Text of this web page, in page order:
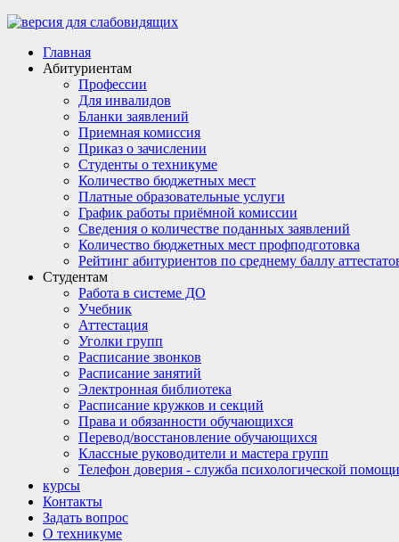
Главная
Абитуриентам
Профессии
Для инвалидов
Бланки заявлений
Приемная комиссия
Приказ о зачислении
Студенты о техникуме
Количество бюджетных мест
Платные образовательные услуги
График работы приёмной комиссии
Сведения о количестве поданных заявлений
Количество бюджетных мест профподготовка
Рейтинг абитуриентов по среднему баллу
Студентам
Работа в системе ДО
Учебник
Аттестация
Уголки групп
Расписание звонков
Расписание занятий
Электронная библиотека
Расписание кружков и секций
Права и обязанности обучающихся
Перевод/восстановление обучающихся
Классные руководители и мастера групп
Телефон доверия - служба психологической помощи
курсы
Контакты
Задать вопрос
О техникуме